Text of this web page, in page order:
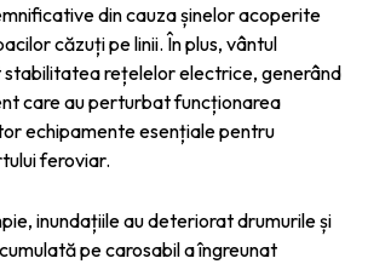
din cauza șinelor acoperite
căzuți pe linii. În plus, vântul
rețelelor electrice, generând
care au perturbat funcționarea
echipamente esențiale pentru
feroviar.
inundațiile au deteriorat drumurile și
pe carosabil a îngreunat